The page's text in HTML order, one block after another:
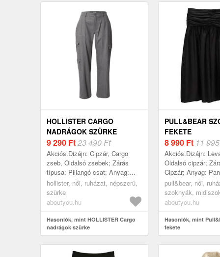
HOLLISTER CARGO
NADRÁGOK SZÜRKE
9 290 Ft23 490 Ft
Akciós.Dizájn: Cipzár, Cargo
zseb, Oldalsó zsebek; Zárás
típusa: Pillangó csat; Anyag:
Len; Minta: Univerzális színek;
Extrák: Lágy fogantyú,
Övbujtatók; ...
hollister, női, ruházat, népszerű,
szürke
aboutyou.hu
Hasonlók, mint HOLLISTER Cargo
nadrágok szürke
PULL&BEAR
FEKETE
8 990 Ft11
Akciós.Dizájn:
Oldalsó cipzár;
Cipzár; Anyag:
Univerzális színek;
Szoknyaforma: A-
szoknya;
pull&bear, női,
szoknyák,
aboutyou.hu
Hasonlók, mint
fekete